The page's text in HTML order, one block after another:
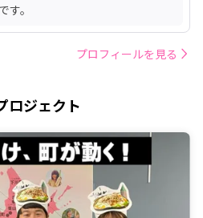
す。
プロフィールを見る
ロジェクト